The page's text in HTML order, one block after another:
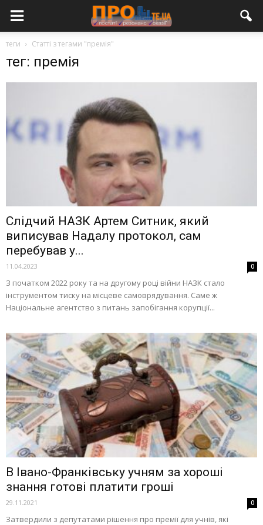
теги Статті з тегами "премія"
тег: премія
Слідчий НАЗК Артем Ситник, який
виписував Надалу протокол, сам
перебував у...
11.04.2023 0
З початком 2022 року та на другому році війни НАЗК стало
інструментом тиску на місцеве самоврядування. Саме ж
Національне агентство з питань запобігання корупції...
В Івано-Франківську учням за хороші
знання готові платити гроші
29.11.2021 0
Затвердили з депутатами рішення про премії для учнів, які